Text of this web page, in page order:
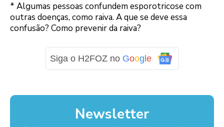
* Algumas pessoas confundem esporotricose com
outras doenças, como raiva. A que se deve essa
confusão? Como prevenir da raiva?
Siga o H2FOZ no Google
Newsletter